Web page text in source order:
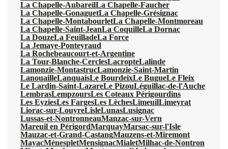
La Chapelle-AubareilLa Chapelle-Faucher
La Chapelle-GonaguetLa Chapelle-Grésignac
La Chapelle-MontabourletLa Chapelle-Montmoreau
La Chapelle-Saint-JeanLa CoquilleLa Dornac
La DouzeLa FeuilladeLa Force
La Jemaye-Ponteyraud
La Rochebeaucourt-et-Argentine
La Tour-Blanche-CerclesLacropteLalinde
Lamonzie-MontastrucLamonzie-Saint-Martin
LanouailleLanquaisLe BourdeixLe BugueLe Fleix
Le Lardin-Saint-LazareLe PizouLéguillac-de-l'Auche
LembrasLempzoursLes Coteaux Périgourdins
Les EyziesLes FargesLes LèchesLimeuilLimeyrat
Liorac-sur-LouyreLisleLunasLusignac
Lussas-et-NontronneauManzac-sur-Vern
Mareuil en PérigordMarquayMarsac-sur-l'Isle
Mauzac-et-Grand-CastangMauzens-et-Miremont
MayacMénespletMensignacMialetMilhac-de-Nontron